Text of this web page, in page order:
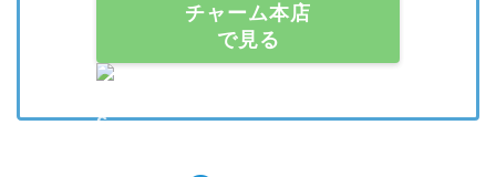
チャーム本店
で見る